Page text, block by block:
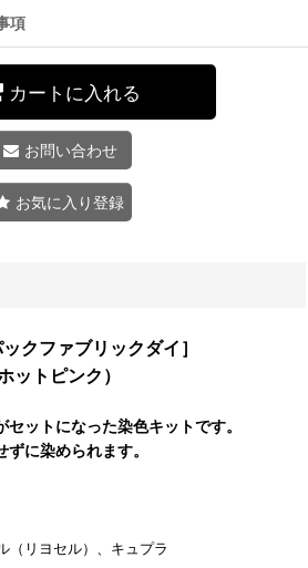
項
カートに入れる
お問い合わせ
お気に入り登録
クファブリックダイ］
トピンク）
ットになった染色キットです。
に染められます。
（リヨセル）、キュプラ